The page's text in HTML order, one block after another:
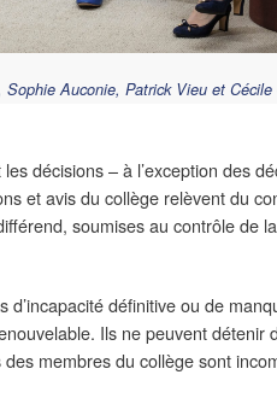
Auconie, Patrick Vieu et Cécile
décisions – à l’exception des
et avis du collège relèvent du
soumises au contrôle de la
définitive ou de
Ils ne peuvent détenir
membres du collège sont